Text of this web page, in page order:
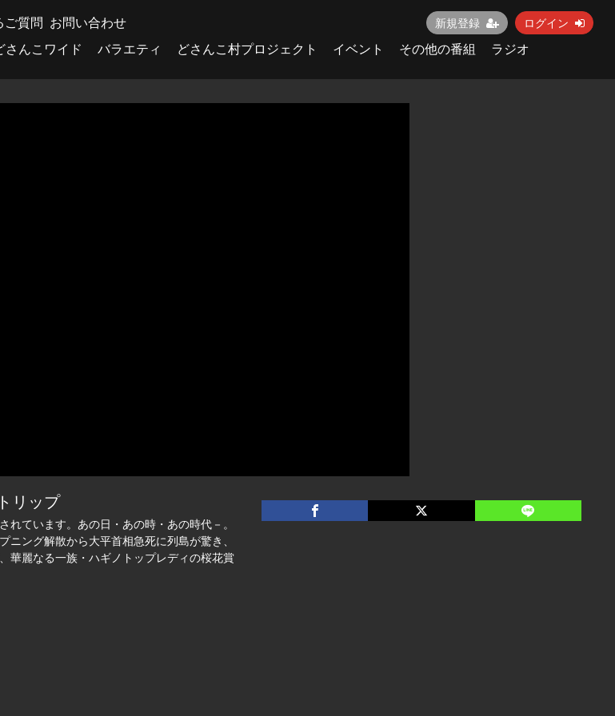
ご質問 お問い合わせ 新規登録 ログイン
さんこワイド バラエティ どさんこ村プロジェクト イベント その他の番組
ラジオ
リップ
ています。あの日・あの時・あの時代－。
ング解散から大平首相急死に列島が驚き、
華麗なる一族・ハギノトップレディの桜花賞